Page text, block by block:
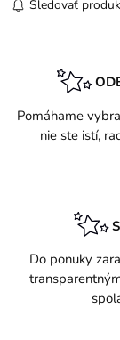
Sledovať
Pomáhame
nie ste istí,
Do ponuky